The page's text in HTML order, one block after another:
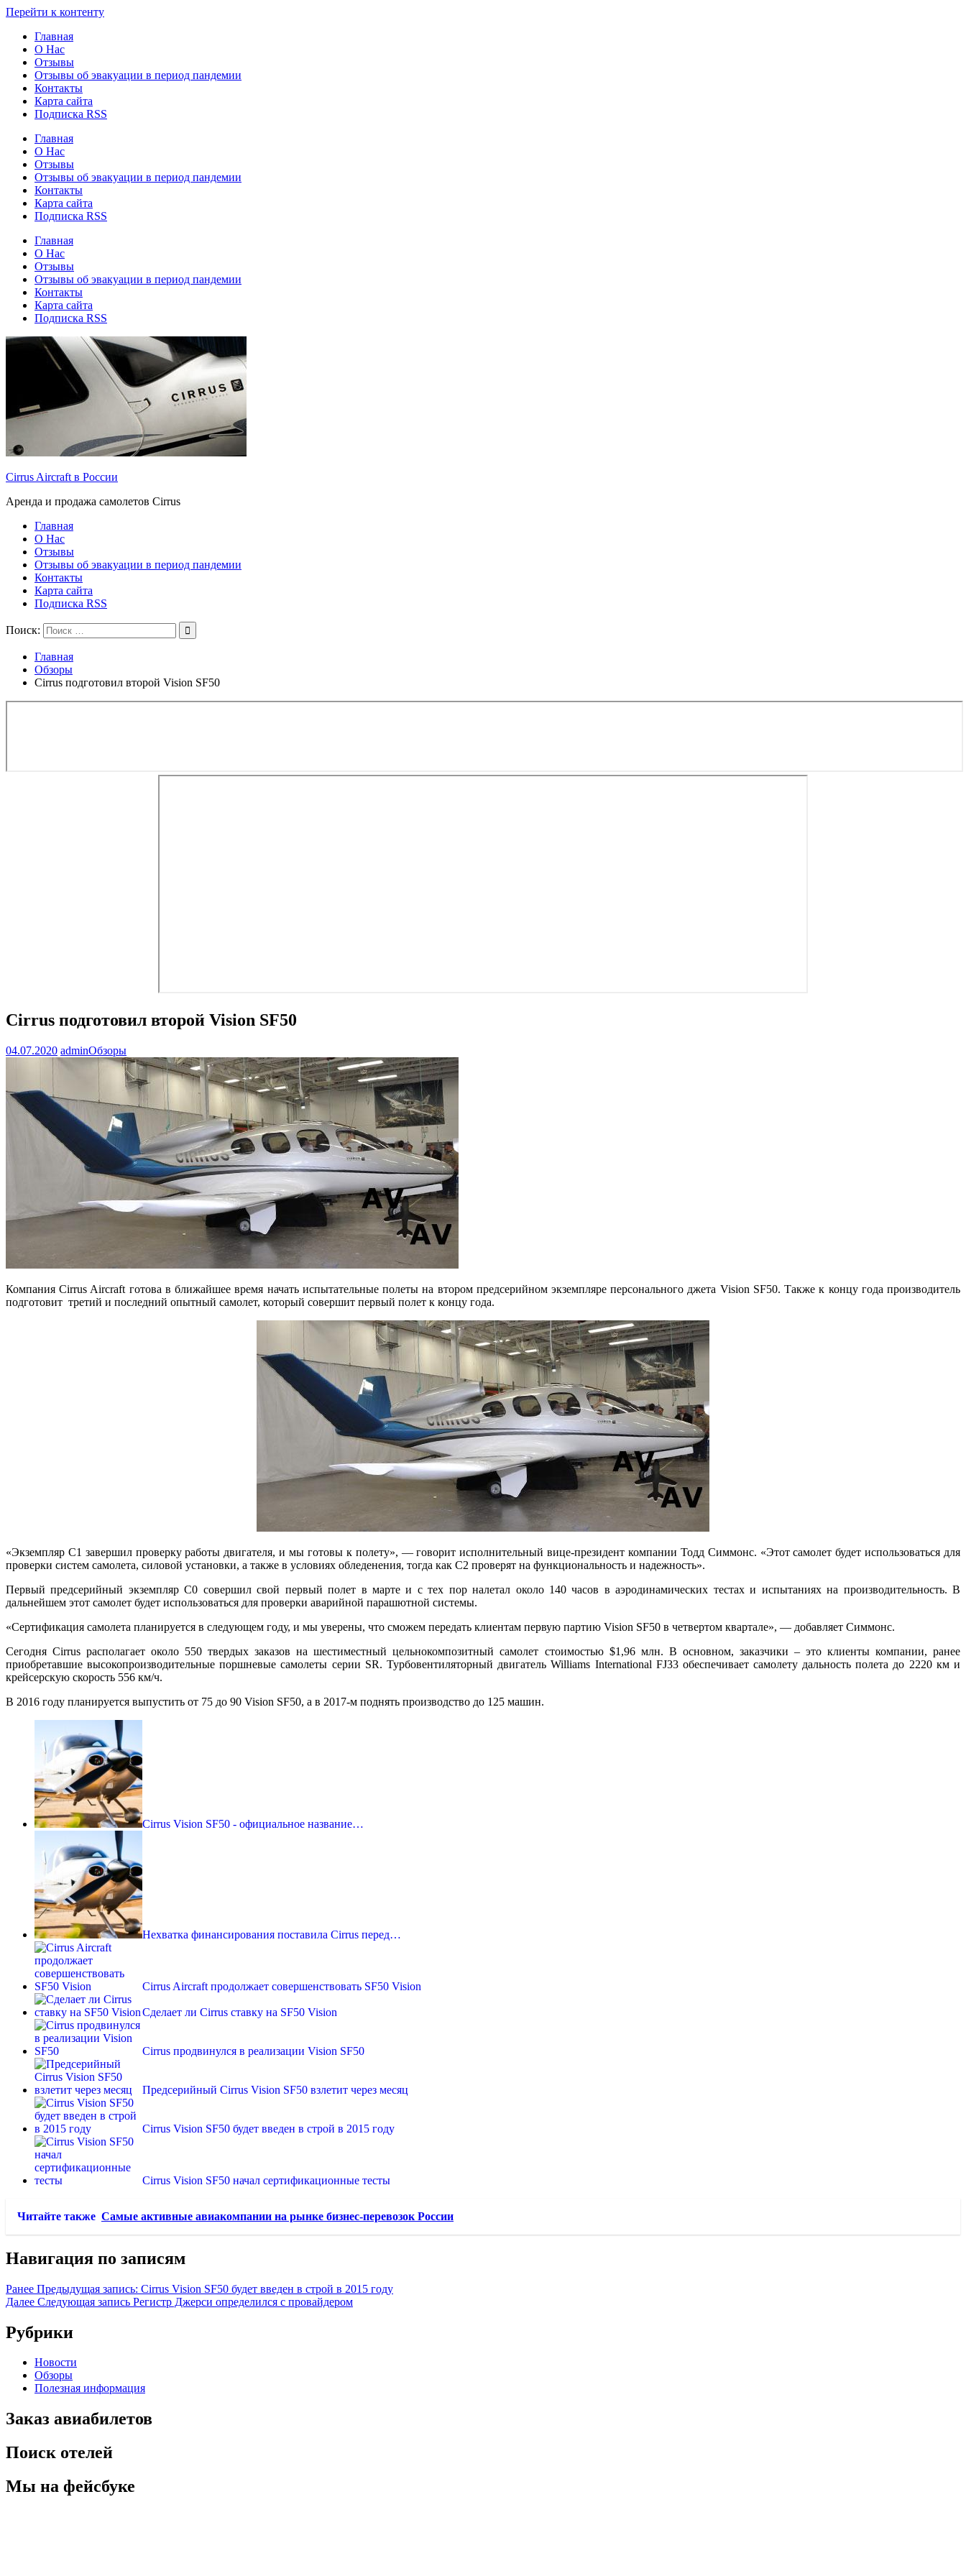
Перейти к контенту
Главная
О Нас
Отзывы
Отзывы об эвакуации в период пандемии
Контакты
Карта сайта
Подписка RSS
Главная
О Нас
Отзывы
Отзывы об эвакуации в период пандемии
Контакты
Карта сайта
Подписка RSS
Главная
О Нас
Отзывы
Отзывы об эвакуации в период пандемии
Контакты
Карта сайта
Подписка RSS
Cirrus Aircraft в России
Аренда и продажа самолетов Cirrus
Главная
О Нас
Отзывы
Отзывы об эвакуации в период пандемии
Контакты
Карта сайта
Подписка RSS
Поиск:
Главная
Обзоры
Cirrus подготовил второй Vision SF50
Cirrus подготовил второй Vision SF50
04.07.2020 adminОбзоры
Компания Cirrus Aircraft готова в ближайшее время начать испытательные полеты на втором предсерийном экземпляре персонального джета Vision SF50. Также к концу года производитель
подготовит третий и последний опытный самолет, который совершит первый полет к концу года.
«Экземпляр C1 завершил проверку работы двигателя, и мы готовы к полету», — говорит исполнительный вице-президент компании Тодд Симмонс. «Этот самолет будет использоваться для
проверки систем самолета, силовой установки, а также в условиях обледенения, тогда как C2 проверят на функциональность и надежность».
Первый предсерийный экземпляр C0 совершил свой первый полет в марте и с тех пор налетал около 140 часов в аэродинамических тестах и испытаниях на производительность. В
дальнейшем этот самолет будет использоваться для проверки аварийной парашютной системы.
«Сертификация самолета планируется в следующем году, и мы уверены, что сможем передать клиентам первую партию Vision SF50 в четвертом квартале», — добавляет Симмонс.
Сегодня Cirrus располагает около 550 твердых заказов на шестиместный цельнокомпозитный самолет стоимостью $1,96 млн. В основном, заказчики – это клиенты компании, ранее
приобретавшие высокопроизводительные поршневые самолеты серии SR. Турбовентиляторный двигатель Williams International FJ33 обеспечивает самолету дальность полета до 2220 км и
крейсерскую скорость 556 км/ч.
В 2016 году планируется выпустить от 75 до 90 Vision SF50, а в 2017-м поднять производство до 125 машин.
Cirrus Vision SF50 - официальное название…
Нехватка финансирования поставила Cirrus перед…
Cirrus Aircraft продолжает совершенствовать SF50 Vision
Сделает ли Cirrus ставку на SF50 Vision
Cirrus продвинулся в реализации Vision SF50
Предсерийный Cirrus Vision SF50 взлетит через месяц
Cirrus Vision SF50 будет введен в строй в 2015 году
Cirrus Vision SF50 начал сертификационные тесты
Читайте также Самые активные авиакомпании на рынке бизнес-перевозок России
Навигация по записям
Ранее Предыдущая запись: Cirrus Vision SF50 будет введен в строй в 2015 году
Далее Следующая запись Регистр Джерси определился с провайдером
Рубрики
Новости
Обзоры
Полезная информация
Заказ авиабилетов
Поиск отелей
Мы на фейсбуке